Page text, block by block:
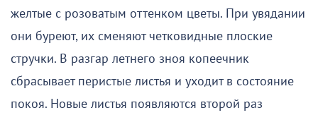
желтые с розоватым оттенком цветы. При увядании
они буреют, их сменяют четковидные плоские
стручки. В разгар летнего зноя копеечник
сбрасывает перистые листья и уходит в состояние
покоя. Новые листья появляются второй раз